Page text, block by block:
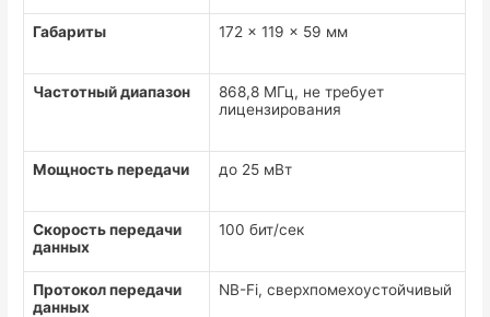
Габариты 172 x 119 x 59 мм
Частотный диапазон
868,8 МГц, не требует
лицензирования
Мощность передачи до 25 мВт
Скорость передачи
данных
100 бит/сек
Протокол передачи
данных
NB-Fi, сверхпомехоустойчивый